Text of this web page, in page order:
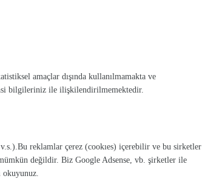
amaçlar dışında kullanılmamakta ve
bilgileriniz ile ilişkilendirilmemektedir.
reklamlar çerez (cookıes) içerebilir ve bu sirketler
değildir. Biz Google Adsense, vb. şirketler ile
okuyunuz.